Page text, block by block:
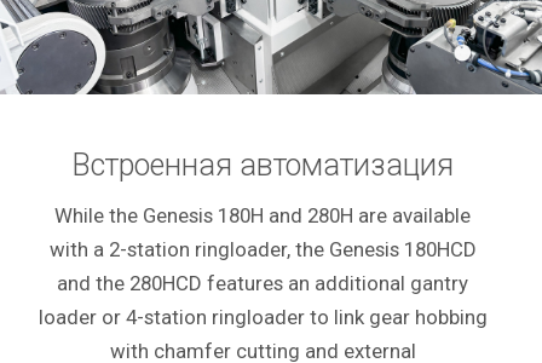
Встроенная автоматизация
While the Genesis 180H and 280H are available
with a 2-station ringloader, the Genesis 180HCD
and the 280HCD features an additional gantry
loader or 4-station ringloader to link gear hobbing
with chamfer cutting and external